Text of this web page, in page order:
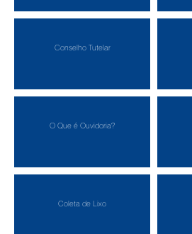
Conselho Tutelar
O Que é Ouvidoria?
Coleta de Lixo